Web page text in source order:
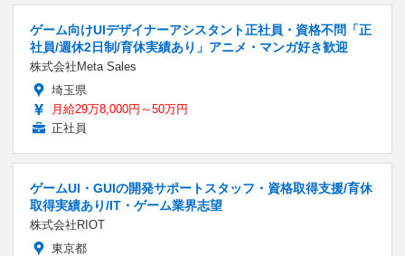
ゲーム向けUIデザイナーアシスタント正社員・資格不問「正
社員/週休2日制/育休実績あり」アニメ・マンガ好き歓迎
株式会社Meta Sales
埼玉県
月給29万8,000円～50万円
正社員
ゲームUI・GUIの開発サポートスタッフ・資格取得支援/育休
取得実績あり/IT・ゲーム業界志望
株式会社RIOT
東京都